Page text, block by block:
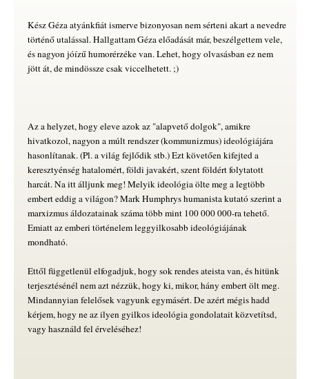
Kész Géza atyánkfiát ismerve bizonyosan nem sérteni akart a nevedre
történő utalással. Hallgattam Géza előadását már, beszélgettem vele,
és nagyon jóízű humorérzéke van. Lehet, hogy olvasásban ez nem
jött át, de mindössze csak viccelhetett. ;)
Az a helyzet, hogy eleve azok az "alapvető dolgok", amikre
hivatkozol, nagyon a múlt rendszer (kommunizmus) ideológiájára
hasonlítanak. (Pl. a világ fejlődik stb.) Ezt követően kifejted a
keresztyénség hatalomért, földi javakért, szent földért folytatott
harcát. Na itt álljunk meg! Melyik ideológia ölte meg a legtöbb
embert eddig a világon? Mark Humphrys humanista kutató szerint a
marxizmus áldozatainak száma több mint 100 000 000-ra tehető.
Emiatt az emberi történelem leggyilkosabb ideológiájának
mondható.
Ettől függetlenül elfogadjuk, hogy sok rendes ateista van, és hitünk
terjesztésénél nem azt nézzük, hogy ki, mikor, hány embert ölt meg.
Mindannyian felelősek vagyunk egymásért. De azért mégis hadd
kérjem, hogy ne az ilyen gyilkos ideológia gondolatait közvetítsd,
vagy használd fel érveléséhez!